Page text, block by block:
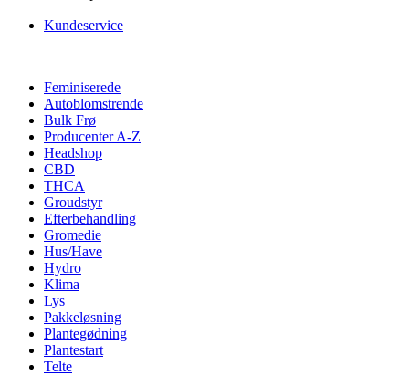
Kundeservice
Feminiserede
Autoblomstrende
Bulk Frø
Producenter A-Z
Headshop
CBD
THCA
Groudstyr
Efterbehandling
Gromedie
Hus/Have
Hydro
Klima
Lys
Pakkeløsning
Plantegødning
Plantestart
Telte